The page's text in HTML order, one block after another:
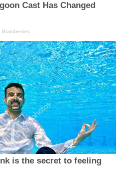
Cast Has Changed
Brainberries
is the secret to feeling